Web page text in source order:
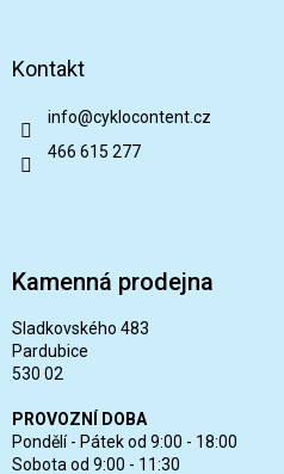
Kontakt
info@cyklocontent.cz
466 615 277
Kamenná prodejna
Sladkovského 483
Pardubice
530 02
PROVOZNÍ DOBA
Pondělí - Pátek od 9:00 - 18:00
Sobota od 9:00 - 11:30